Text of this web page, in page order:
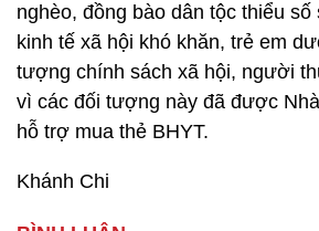
nghèo, đồng bào dân tộc thiểu
kinh tế xã hội khó khăn, trẻ em
tượng chính sách xã hội, người
vì các đối tượng này đã được
hỗ trợ mua thẻ BHYT.
Khánh Chi